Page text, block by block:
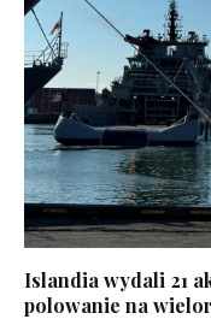
Islandia wydali 21
polowanie na